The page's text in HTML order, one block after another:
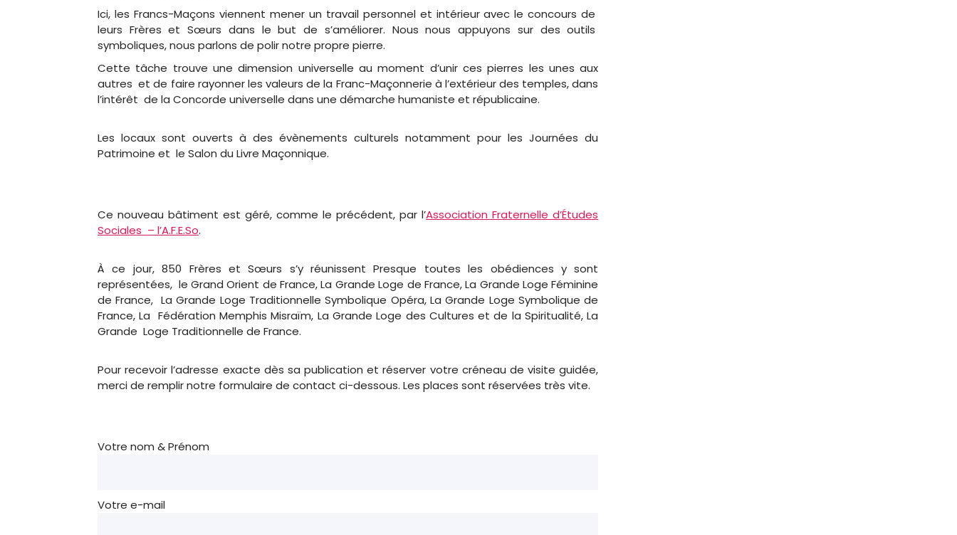
Ici, les Francs-Maçons viennent mener un travail personnel et intérieur avec le concours de
leurs Frères et Sœurs dans le but de s’améliorer. Nous nous appuyons sur des outils
symboliques, nous parlons de polir notre propre pierre.
Cette tâche trouve une dimension universelle au moment d’unir ces pierres les unes aux
autres et de faire rayonner les valeurs de la Franc-Maçonnerie à l’extérieur des temples, dans
l’intérêt de la Concorde universelle dans une démarche humaniste et républicaine.
Les locaux sont ouverts à des évènements culturels notamment pour les Journées du
Patrimoine et le Salon du Livre Maçonnique.
Ce nouveau bâtiment est géré, comme le précédent, par l’Association Fraternelle d’Études
Sociales – l’A.F.E.So.
À ce jour, 850 Frères et Sœurs s’y réunissent Presque toutes les obédiences y sont
représentées, le Grand Orient de France, La Grande Loge de France, La Grande Loge Féminine
de France, La Grande Loge Traditionnelle Symbolique Opéra, La Grande Loge Symbolique de
France, La Fédération Memphis Misraïm, La Grande Loge des Cultures et de la Spiritualité, La
Grande Loge Traditionnelle de France.
Pour recevoir l’adresse exacte dès sa publication et réserver votre créneau de visite guidée,
merci de remplir notre formulaire de contact ci-dessous. Les places sont réservées très vite.
Votre nom & Prénom
Votre e-mail